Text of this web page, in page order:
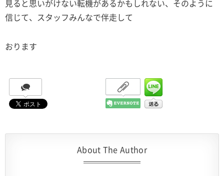
見ると思いがけない転機があるかもしれない、そのように
信じて、スタッフみんなで伴走して
おります
About The Author